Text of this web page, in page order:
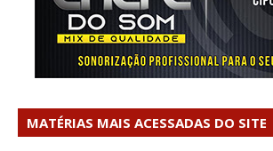
MATÉRIAS MAIS ACESSADAS DO SITE